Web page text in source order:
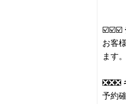
☑️☑️☑️
お客
ます。
❎❎❎
予約